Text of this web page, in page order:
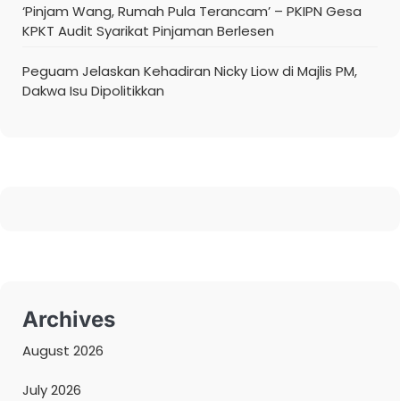
‘Pinjam Wang, Rumah Pula Terancam’ – PKIPN Gesa
KPKT Audit Syarikat Pinjaman Berlesen
Peguam Jelaskan Kehadiran Nicky Liow di Majlis PM,
Dakwa Isu Dipolitikkan
Archives
August 2026
July 2026